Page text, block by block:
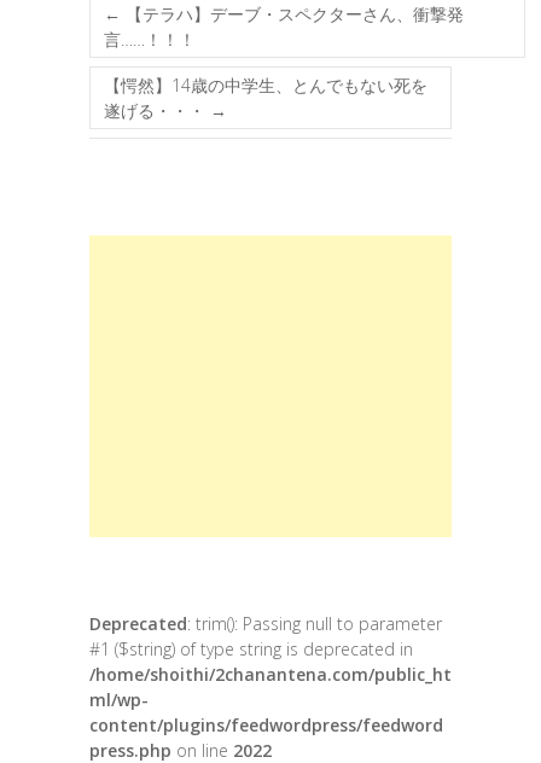
←
【テラハ】デーブ・スペクターさん、衝撃発
言……！！！
【愕然】14歳の中学生、とんでもない死を
遂げる・・・
→
Deprecated: trim(): Passing null to parameter
#1 ($string) of type string is deprecated in
/home/shoithi/2chanantena.com/public_ht
ml/wp-
content/plugins/feedwordpress/feedword
press.php on line 2022